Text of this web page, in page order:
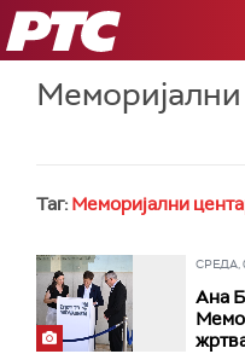
РТС
Таг: Меморијални
СРЕДА,
Ана